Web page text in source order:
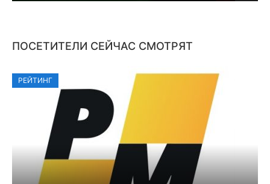
ПОСЕТИТЕЛИ СЕЙЧАС СМОТРЯТ
РЕЙТИНГ